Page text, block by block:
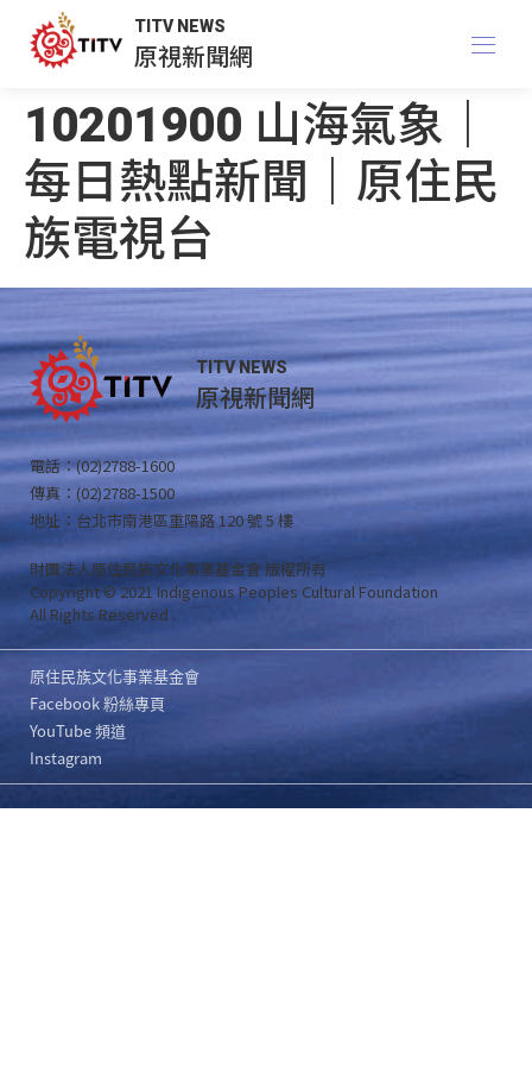
TITV NEWS
原視新聞網
10201900 山海氣象｜
每日熱點新聞｜原住民
族電視台
TITV NEWS
原視新聞網
電話：(02)2788-1600
傳真：(02)2788-1500
地址：台北市南港區重陽路 120 號 5 樓
財團法人原住民族文化事業基金會 版權所有
Copyright © 2021 Indigenous Peoples Cultural Foundation
All Rights Reserved .
原住民族文化事業基金會
Facebook 粉絲專頁
YouTube 頻道
Instagram